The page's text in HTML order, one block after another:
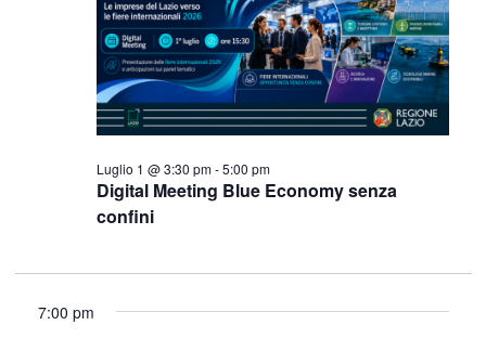
2026
Digital Meeting Blue Economy senza
confini
Luglio 1 @ 3:30 pm-5:00 pm
7:00 pm